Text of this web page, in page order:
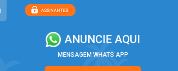
ANUNCIE AQUI
MENSAGEM WHATS APP